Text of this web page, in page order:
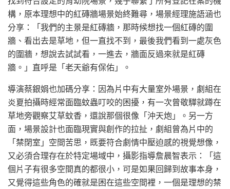
構，原本理想中的紅磚牆場景始終難尋，場景經理施語涵也
分享：「我們的主景是紅磚牆，那時候想找一個紅磚的圍
牆、看出去是草地，但一直找不到，最後我們看到一處灰色
的圍牆，想說去試試看，一進去，牆面反過來就是紅磚
牆。」直呼是「老天爺有保佑」。
導演蔡銀娟也加碼分享：因為片中有大量室外場景，劇組在
炎夏拍攝時經常面臨蚊蟲叮咬的困擾，有一次曾敬驊就蹲在
草地旁觀察艾草蚊香，還說那個很像「沖天炮」。另一方
面，場景設計也面臨現實與創作的拉扯，劇組曾為片中的
「禁閉室」空間苦思，既要符合劇情中壓迫感的視覺想像，
又必須合理存在於特定場域中，攝影指導詹晨智表示：「這
個片子有很多空間真的都很小，可是如果回歸到故事本身，
又覺得這些角色的確就是困在這些空間裡，一個是理想的禁